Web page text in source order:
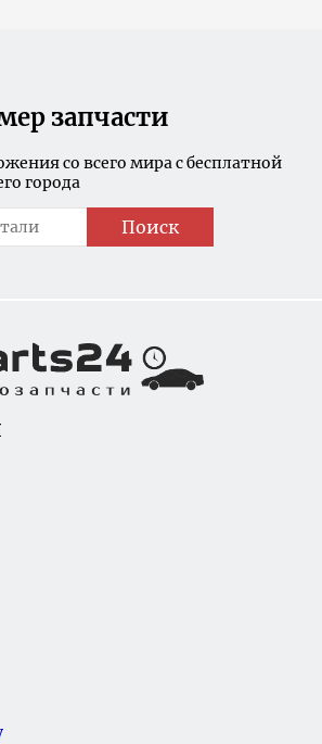
запчасти
со всего мира с бесплатной
города
Поиск